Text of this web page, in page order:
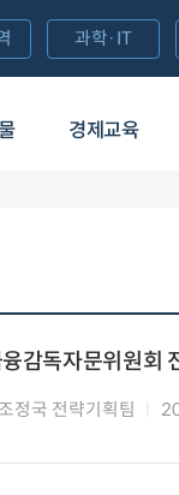
경제교육
과학·IT
감독자문위원회
정국 전략기획팀